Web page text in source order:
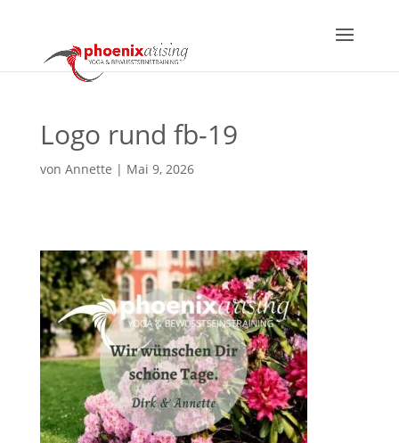
Logo rund fb-19
von Annette | Mai 9, 2026